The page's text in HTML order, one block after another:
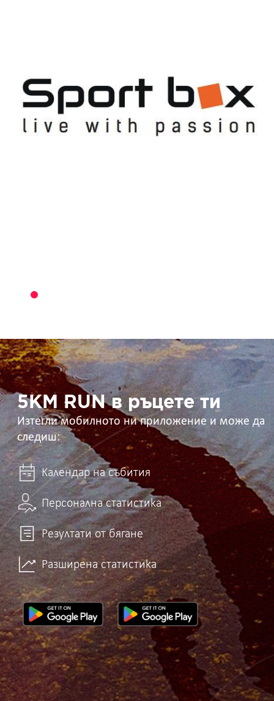
5KM
RUN
в
ръцете
ти 5KM RUN в ръцете ти
Изтегли мобилното ни приложение и може да
следиш:
Календар на събития
Персонална статистика
Резултати от бягане
Разширена статистика